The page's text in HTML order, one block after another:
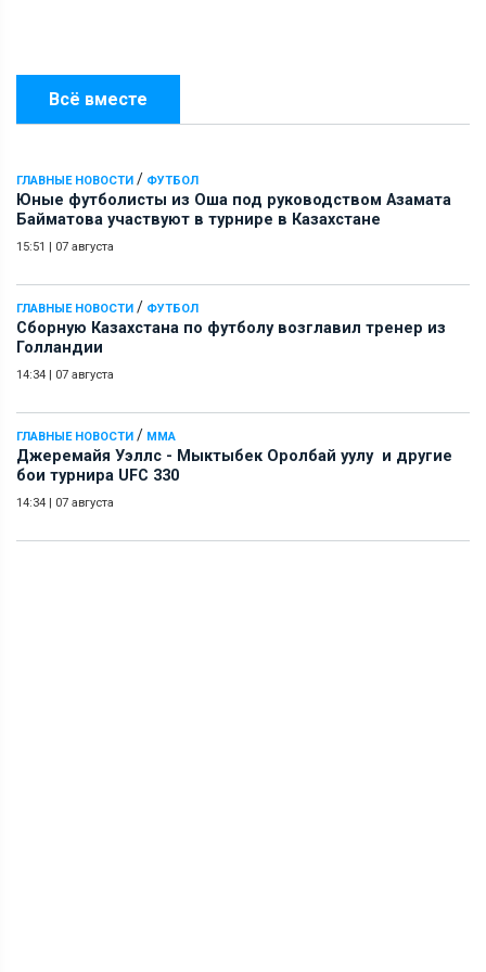
Всё вместе
ГЛАВНЫЕ НОВОСТИ / ФУТБОЛ
Юные футболисты из Оша под руководством Азамата
Байматова участвуют в турнире в Казахстане
15:51 07 августа
ГЛАВНЫЕ НОВОСТИ / ФУТБОЛ
Сборную Казахстана по футболу возглавил тренер из
Голландии
14:34 07 августа
ГЛАВНЫЕ НОВОСТИ / ММА
Джеремайя Уэллс - Мыктыбек Оролбай уулу и другие
бои турнира UFC 330
14:34 07 августа